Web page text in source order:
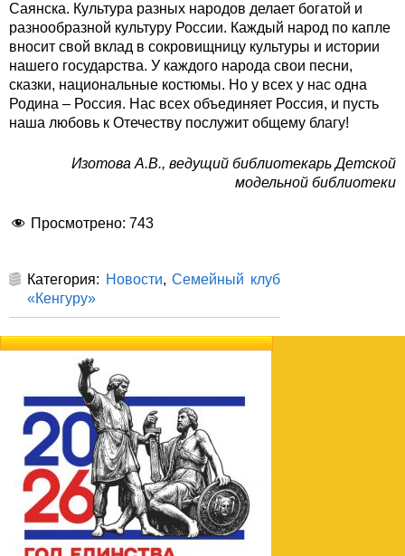
Саянска. Культура разных народов делает богатой и
разнообразной культуру России. Каждый народ по капле
вносит свой вклад в сокровищницу культуры и истории
нашего государства. У каждого народа свои песни,
сказки, национальные костюмы. Но у всех у нас одна
Родина – Россия. Нас всех объединяет Россия, и пусть
наша любовь к Отечеству послужит общему благу!
Изотова А.В., ведущий библиотекарь Детской
модельной библиотеки
Просмотрено: 743
Категория: Новости,Семейный клуб
«Кенгуру»